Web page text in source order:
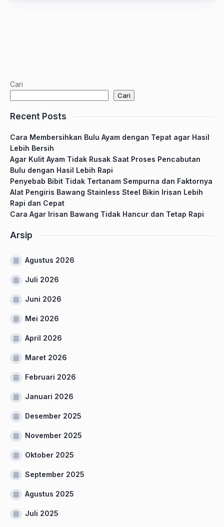
Cari
Cari
Recent Posts
Cara Membersihkan Bulu Ayam dengan Tepat agar Hasil
Lebih Bersih
Agar Kulit Ayam Tidak Rusak Saat Proses Pencabutan
Bulu dengan Hasil Lebih Rapi
Penyebab Bibit Tidak Tertanam Sempurna dan Faktornya
Alat Pengiris Bawang Stainless Steel Bikin Irisan Lebih
Rapi dan Cepat
Cara Agar Irisan Bawang Tidak Hancur dan Tetap Rapi
Arsip
Agustus 2026
Juli 2026
Juni 2026
Mei 2026
April 2026
Maret 2026
Februari 2026
Januari 2026
Desember 2025
November 2025
Oktober 2025
September 2025
Agustus 2025
Juli 2025